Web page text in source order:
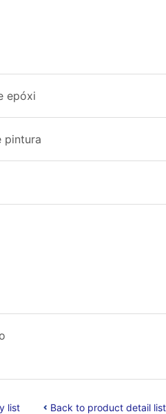
epóxi
pintura
list Back to product detail list